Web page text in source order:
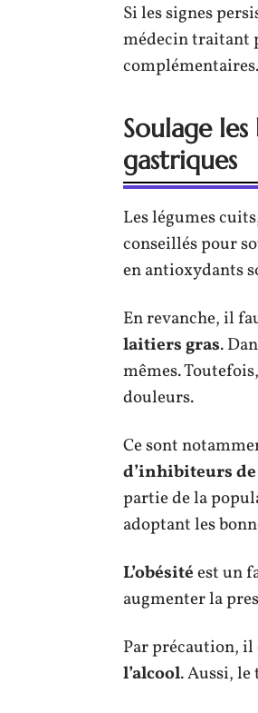
Si les signes
médecin traitant
complémentaires.
Soulage
gastriques
Les légumes
conseillés pour
en antioxydants
En revanche, il
laitiers gras.
mêmes.
douleurs.
Ce sont
d’inhibiteurs
partie de la
adoptant les
L’obésitéest un
augmenter la
Par précaution, il
l’alcool. Aussi, le